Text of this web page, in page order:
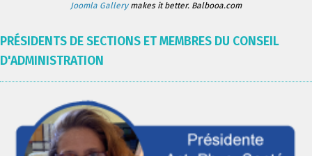
Joomla Gallerymakes it better. Balbooa.com
PRÉSIDENTS DE SECTIONS ET MEMBRES DU CONSEIL
D'ADMINISTRATION